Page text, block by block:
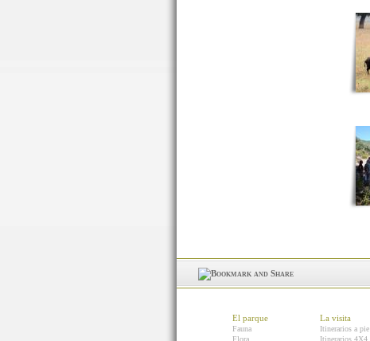
El parque
Fauna
Flora
La visita
Itinerarios a pie
Itinerarios 4X4